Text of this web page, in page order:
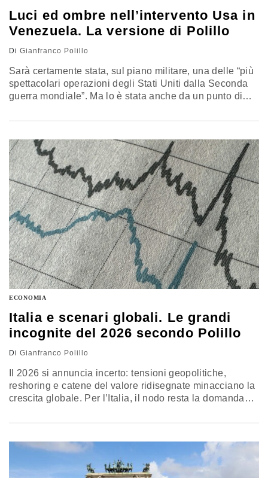
Luci ed ombre nell’intervento Usa in
Venezuela. La versione di Polillo
Di Gianfranco Polillo
Sarà certamente stata, sul piano militare, una delle “più
spettacolari operazioni degli Stati Uniti dalla Seconda
guerra mondiale”. Ma lo è stata anche da un punto di
ECONOMIA
Italia e scenari globali. Le grandi
incognite del 2026 secondo Polillo
Di Gianfranco Polillo
Il 2026 si annuncia incerto: tensioni geopolitiche,
reshoring e catene del valore ridisegnate minacciano la
crescita globale. Per l’Italia, il nodo resta la domanda